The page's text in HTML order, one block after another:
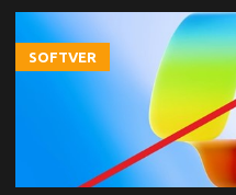
SOFTVER